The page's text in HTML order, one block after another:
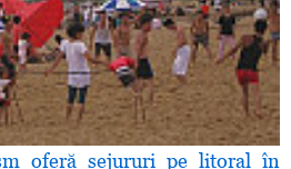
oferă sejururi pe litoral în